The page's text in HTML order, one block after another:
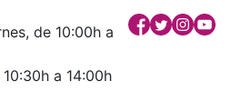
de 10:00h a
a 14:00h